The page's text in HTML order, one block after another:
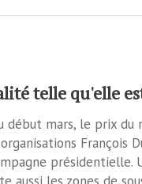
telle qu'elle
début mars, le prix du
François
présidentielle.